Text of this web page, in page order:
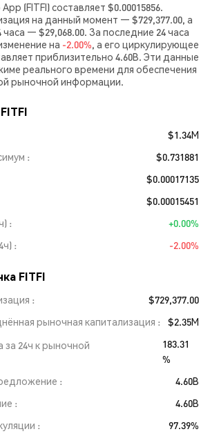
(FITFI) составляет $0.00015856.
на данный момент — $729,377.00, а
— $29,068.00. За последние 24 часа
на -2.00%, а его циркулирующее
приблизительно 4.60B. Эти данные
реального времени для обеспечения
рыночной информации.
$1.34M
$0.731881
$0.00017135
$0.00015451
+0.00%
-2.00%
FITFI
$729,377.00
рыночная капитализация
$2.35M
24ч к рыночной
183.31
%
4.60B
4.60B
97.39%